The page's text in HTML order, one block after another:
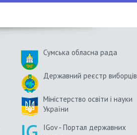
Сумська обласна рада
Державний реєстр виборців
Міністерство освіти і науки
України
IGov - Портал державних